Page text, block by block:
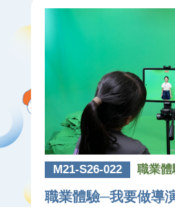
M21-S26-022 職業體
職業體驗─我要做導